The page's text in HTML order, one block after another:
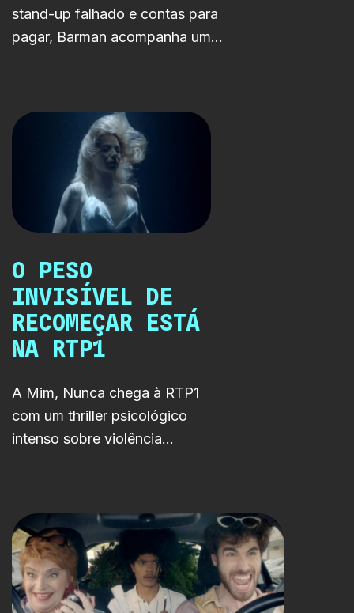
stand-up falhado e contas para
pagar, Barman acompanha um
sobreviver.
O PESO
INVISÍVEL DE
RECOMEÇAR ESTÁ
NA RTP1
A Mim, Nunca chega à RTP1
com um thriller psicológico
intenso sobre violência
uma mãe e um filho presos às
consequências de um passado
que insiste em regressar.